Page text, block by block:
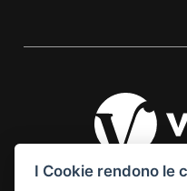
I Cookie rendono le